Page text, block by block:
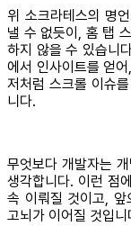
위 소크라테스의 명
낼 수 없듯이, 홈 탭
하지 않을 수 있습니
에서 인사이트를 얻
저처럼 스크롤 이슈
니다.
무엇보다 개발자는
생각합니다. 이런 점
속 이뤄질 것이고,
고뇌가 이어질 것입니